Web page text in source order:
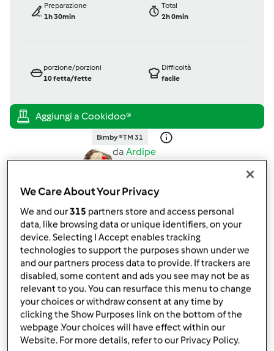
Preparazione
1h 30min
Total
2h 0min
porzione/porzioni
10fetta/fette
Difficoltà
facile
Bimby ® TM 31
da Ardipe
published: 05-04-2015
Aggiungi alle mie raccolte
condividi la ricetta
Ingredienti
Per 2 dosi di pan di spagna
We Care About Your Privacy
We and our315 partners store and access personal
data, like browsing data or unique identifiers, on your
device. Selecting I Accept enables tracking
technologies to support the purposes shown under we
and our partners process data to provide. If trackers are
disabled, some content and ads you see may not be as
relevant to you. You can resurface this menu to change
your choices or withdraw consent at any time by
clicking the Show Purposes link on the bottom of the
webpage .Your choices will have effect within our
Website. For more details, refer to our Privacy Policy.